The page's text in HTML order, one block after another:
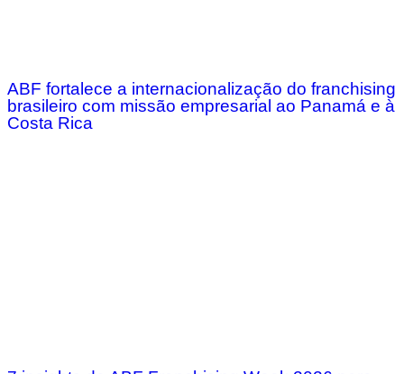
ABF fortalece a internacionalização do franchising
brasileiro com missão empresarial ao Panamá e à
Costa Rica